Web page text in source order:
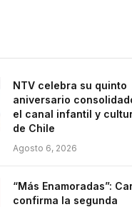
NTV celebra su quinto
aniversario
el canal infantil y
de Chile
Agosto 6, 2026
“Más Enamoradas”:
confirma la segunda